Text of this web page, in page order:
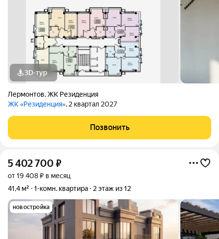
3D-тур
Лермонтов,ЖК Резиденция
ЖК «Резиденция», 2 квартал 2027
Позвонить
5 402 700 ₽
от 19 408 ₽ в месяц
41,4 м²
1-комн. квартира 2 этаж из 12
новостройка